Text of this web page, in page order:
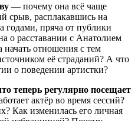
— почему она всё чаще
срыв, расплакавшись на
годами, пряча от публики
о расставании с Анатолием
отношения с тем
её страданий? А что
о поведении артистки?
теперь регулярно посещает
актёр во время сессий?
Как изменилась его личная